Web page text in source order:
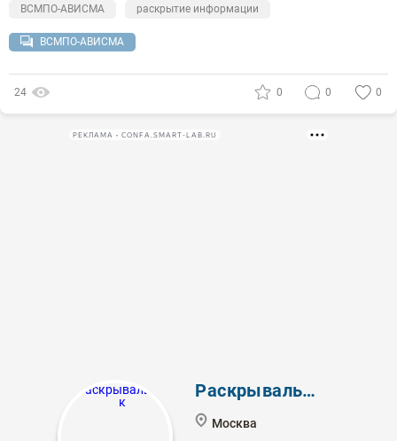
ВСМПО-АВИСМА раскрытие информации
ВСМПО-АВИСМА
24 0 0 0
РЕКЛАМА • CONFA.SMART-LAB.RU
Раскрывальщик
Москва